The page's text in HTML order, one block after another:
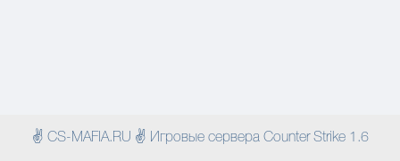
✌ CS-MAFIA.RU ✌ Игровые сервера Counter Strike 1.6